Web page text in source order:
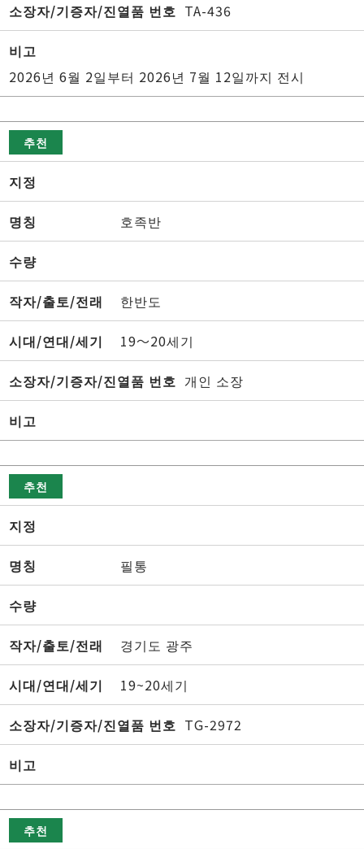
소장자/기증자/진열품 번호 TA-436
비고
2026년 6월 2일부터 2026년 7월 12일까지 전시
추천
지정
명칭 호족반
수량
작자/출토/전래 한반도
시대/연대/세기 19～20세기
소장자/기증자/진열품 번호 개인 소장
비고
추천
지정
명칭 필통
수량
작자/출토/전래 경기도 광주
시대/연대/세기 19~20세기
소장자/기증자/진열품 번호 TG-2972
비고
추천